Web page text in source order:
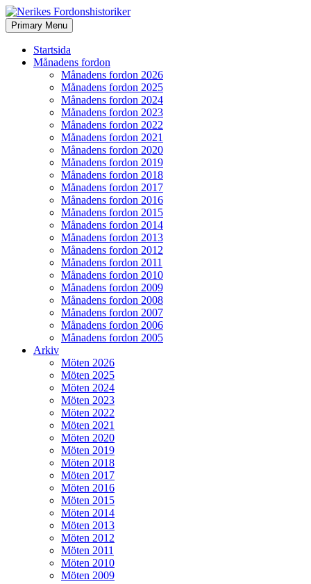
Nerikes Fordonshistoriker
Search
Primary Menu Skip
to
Startsida
Månadens fordon
Månadens fordon 2026
Månadens fordon 2025
Månadens fordon 2024
Månadens fordon 2023
Månadens fordon 2022
Månadens fordon 2021
Månadens fordon 2020
Månadens fordon 2019
Månadens fordon 2018
Månadens fordon 2017
Månadens fordon 2016
Månadens fordon 2015
Månadens fordon 2014
Månadens fordon 2013
Månadens fordon 2012
Månadens fordon 2011
Månadens fordon 2010
Månadens fordon 2009
Månadens fordon 2008
Månadens fordon 2007
Månadens fordon 2006
Månadens fordon 2005
Arkiv
Möten 2026
Möten 2025
Möten 2024
Möten 2023
Möten 2022
Möten 2021
Möten 2020
Möten 2019
Möten 2018
Möten 2017
Möten 2016
Möten 2015
Möten 2014
Möten 2013
Möten 2012
Möten 2011
Möten 2010
Möten 2009